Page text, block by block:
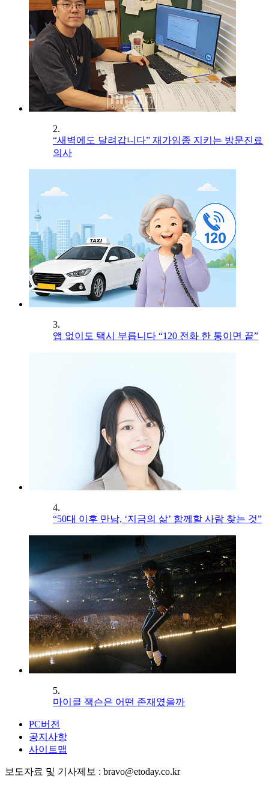
2.
“새벽에도 달려갑니다” 재가임종 지키는 방문진료
의사
3.
앱 없이도 택시 부릅니다 “120 전화 한 통이면 끝”
4.
“50대 이후 만남, ‘지금의 삶’ 함께할 사람 찾는 것”
5.
마이클 잭슨은 어떤 존재였을까
PC버전
공지사항
사이트맵
보도자료 및 기사제보 : bravo@etoday.co.kr